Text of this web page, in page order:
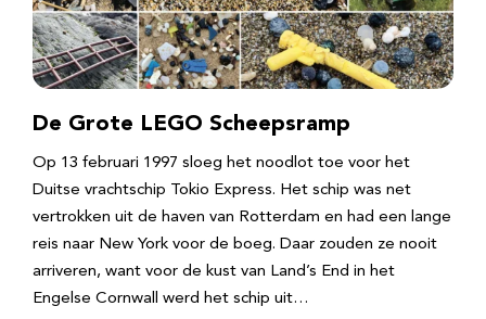
De Grote LEGO Scheepsramp
Op 13 februari 1997 sloeg het noodlot toe voor het
Duitse vrachtschip Tokio Express. Het schip was net
vertrokken uit de haven van Rotterdam en had een lange
reis naar New York voor de boeg. Daar zouden ze nooit
arriveren, want voor de kust van Land’s End in het
Engelse Cornwall werd het schip uit…